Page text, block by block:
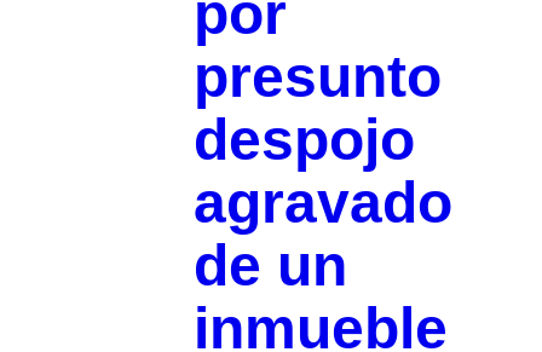
por
presunto
despojo
agravado
de un
inmueble